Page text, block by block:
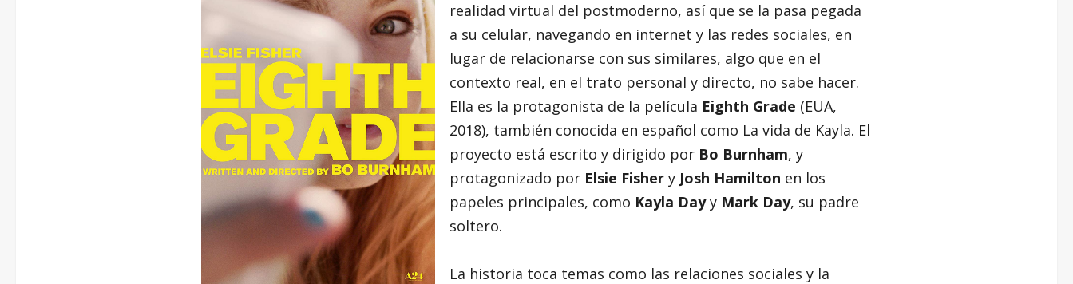
realidad virtual del postmoderno, así que se la pasa pegada
a su celular, navegando en internet y las redes sociales, en
lugar de relacionarse con sus similares, algo que en el
contexto real, en el trato personal y directo, no sabe hacer.
Ella es la protagonista de la película Eighth Grade (EUA,
2018), también conocida en español como La vida de Kayla. El
proyecto está escrito y dirigido por Bo Burnham, y
protagonizado por Elsie Fisher y Josh Hamilton en los
papeles principales, como Kayla Dayy Mark Day, su padre
soltero.
La historia toca temas como las relaciones sociales y la